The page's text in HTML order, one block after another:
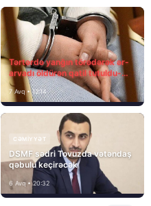
Tərtərdə yanğın törədərək ər-
arvadı öldürən qatil tutuldu-
SON DƏQİQƏ
7 Avq • 12:14
CƏMIYYƏT
DSMF sədri Tovuzda vətəndaş
qəbulu keçirəcək
6 Avq • 20:32